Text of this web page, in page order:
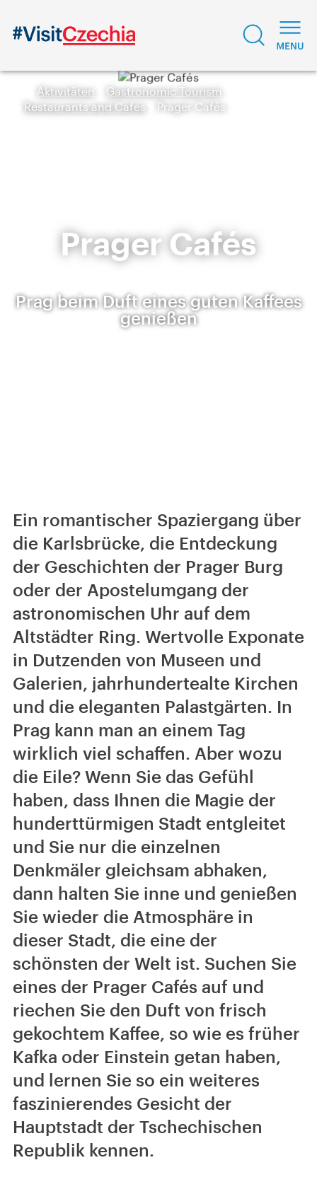
Aktivitäten
Gastronomic Tourism
Restaurants and Cafes
Prager Cafés
Prager Cafés
Prag beim Duft eines guten Kaffees
genießen
Ein romantischer Spaziergang über
die Karlsbrücke, die Entdeckung
der Geschichten der Prager Burg
oder der Apostelumgang der
astronomischen Uhr auf dem
Altstädter Ring. Wertvolle Exponate
in Dutzenden von Museen und
Galerien, jahrhundertealte Kirchen
und die eleganten Palastgärten. In
Prag kann man an einem Tag
wirklich viel schaffen. Aber wozu
die Eile? Wenn Sie das Gefühl
haben, dass Ihnen die Magie der
hunderttürmigen Stadt entgleitet
und Sie nur die einzelnen
Denkmäler gleichsam abhaken,
dann halten Sie inne und genießen
Sie wieder die Atmosphäre in
dieser Stadt, die eine der
schönsten der Welt ist. Suchen Sie
eines der Prager Cafés auf und
riechen Sie den Duft von frisch
gekochtem Kaffee, so wie es früher
Kafka oder Einstein getan haben,
und lernen Sie so ein weiteres
faszinierendes Gesicht der
Hauptstadt der Tschechischen
Republik kennen.